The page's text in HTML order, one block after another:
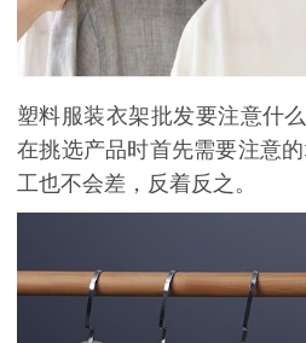
塑料服装衣架批发要注意什么
在挑选产品时首先需要注意
工也不会差 ，反着反之。